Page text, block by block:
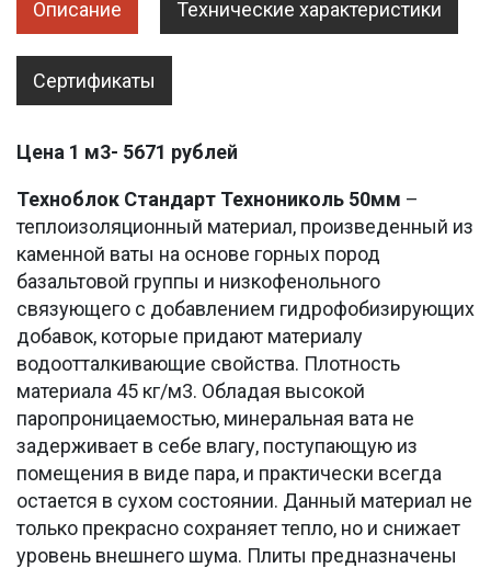
Описание Технические характеристики
Сертификаты
Цена 1 м3- 5671 рублей
Техноблок Стандарт Технониколь 50мм –
теплоизоляционный материал, произведенный из
каменной ваты на основе горных пород
базальтовой группы и низкофенольного
связующего с добавлением гидрофобизирующих
добавок, которые придают материалу
водоотталкивающие свойства. Плотность
материала 45 кг/м3. Обладая высокой
паропроницаемостью, минеральная вата не
задерживает в себе влагу, поступающую из
помещения в виде пара, и практически всегда
остается в сухом состоянии. Данный материал не
только прекрасно сохраняет тепло, но и снижает
уровень внешнего шума. Плиты предназначены